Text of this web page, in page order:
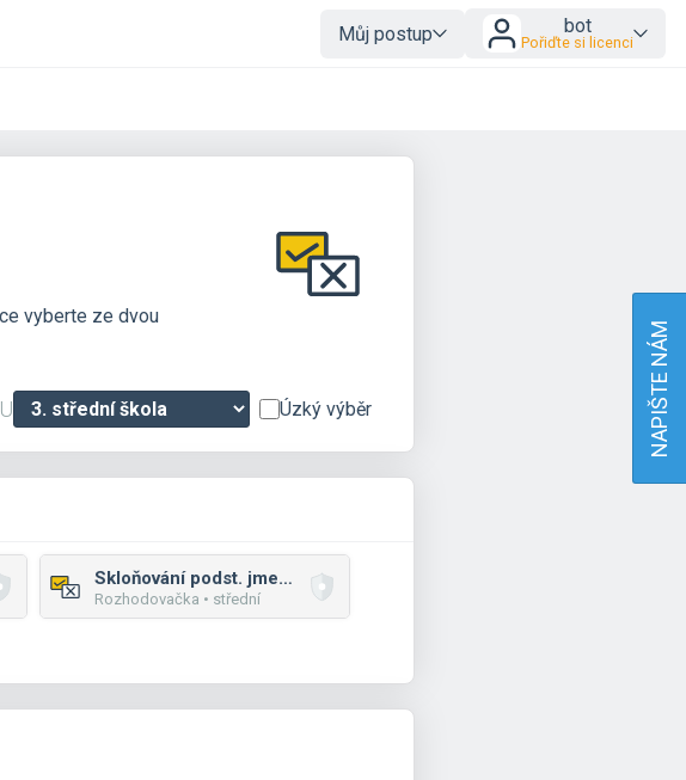
Můj postup bot
Pořiďte si licenci
vyberte ze dvou
Úzký výběr
Skloňování podst. jmen: mix
Rozhodovačka • střední
NAPIŠTE NÁM